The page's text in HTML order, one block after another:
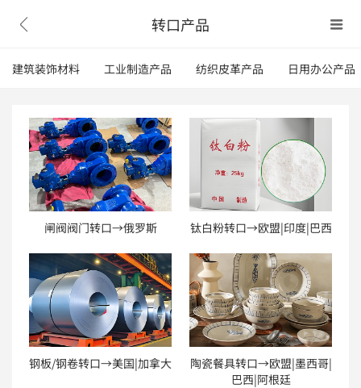
 转口产品 
建筑装饰材料 工业制造产品 纺织皮革产品 日用办公产品
闸阀阀门转口→俄罗斯 钛白粉转口→欧盟|印度|巴西
钢板/钢卷转口→美国|加拿大
陶瓷餐具转口→欧盟|墨西哥|
巴西|阿根廷